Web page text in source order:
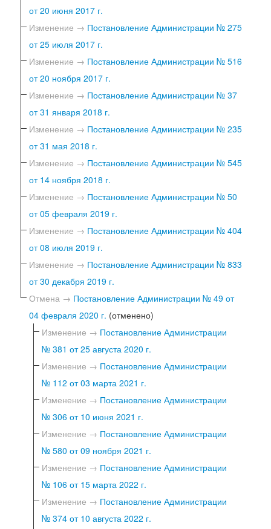
от 20 июня 2017 г.
Изменение → Постановление Администрации № 275
от 25 июля 2017 г.
Изменение → Постановление Администрации № 516
от 20 ноября 2017 г.
Изменение → Постановление Администрации № 37
от 31 января 2018 г.
Изменение → Постановление Администрации № 235
от 31 мая 2018 г.
Изменение → Постановление Администрации № 545
от 14 ноября 2018 г.
Изменение → Постановление Администрации № 50
от 05 февраля 2019 г.
Изменение → Постановление Администрации № 404
от 08 июля 2019 г.
Изменение → Постановление Администрации № 833
от 30 декабря 2019 г.
Отмена → Постановление Администрации № 49 от
04 февраля 2020 г. (отменено)
Изменение → Постановление Администрации
№ 381 от 25 августа 2020 г.
Изменение → Постановление Администрации
№ 112 от 03 марта 2021 г.
Изменение → Постановление Администрации
№ 306 от 10 июня 2021 г.
Изменение → Постановление Администрации
№ 580 от 09 ноября 2021 г.
Изменение → Постановление Администрации
№ 106 от 15 марта 2022 г.
Изменение → Постановление Администрации
№ 374 от 10 августа 2022 г.